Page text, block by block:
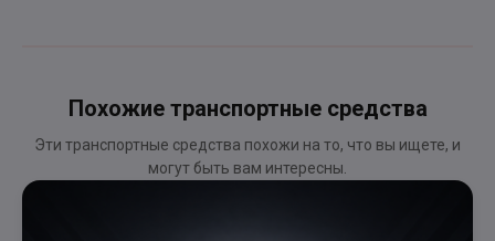
Похожие транспортные средства
Эти транспортные средства похожи на то, что вы ищете, и
могут быть вам интересны.